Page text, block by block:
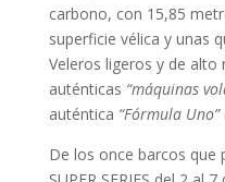
carbono, con 15,85
superficie vélica y unas
Veleros ligeros y de
auténticas “máquinas
auténtica “Fórmula Uno”
De los once barcos que